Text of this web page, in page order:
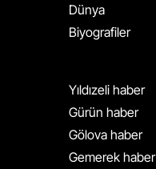
Dünya
Biyografiler
Yıldızeli haber
Gürün haber
Gölova haber
Gemerek haber